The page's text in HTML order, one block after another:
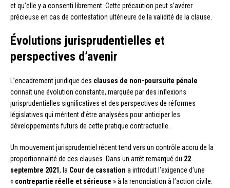
et qu’elle y a consenti librement. Cette précaution peut s’avérer
précieuse en cas de contestation ultérieure de la validité de la clause.
Évolutions jurisprudentielles et
perspectives d’avenir
L’encadrement juridique des clauses de non-poursuite pénale
connaît une évolution constante, marquée par des inflexions
jurisprudentielles significatives et des perspectives de réformes
législatives qui méritent d’être analysées pour anticiper les
développements futurs de cette pratique contractuelle.
Un mouvement jurisprudentiel récent tend vers un contrôle accru de la
proportionnalité de ces clauses. Dans un arrêt remarqué du 22
septembre 2021, la Cour de cassation a introduit l’exigence d’une
« contrepartie réelle et sérieuse » à la renonciation à l’action civile.